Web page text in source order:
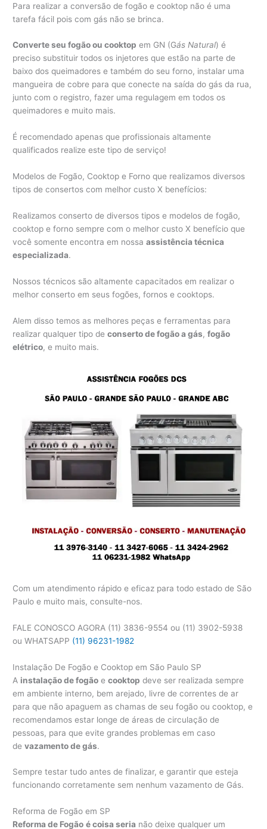
Para realizar a conversão de fogão e cooktop não é uma
tarefa fácil pois com gás não se brinca.
Converte seu fogão ou cooktop em GN (Gás Natural) é
preciso substituir todos os injetores que estão na parte de
baixo dos queimadores e também do seu forno, instalar uma
mangueira de cobre para que conecte na saída do gás da rua,
junto com o registro, fazer uma regulagem em todos os
queimadores e muito mais.
É recomendado apenas que profissionais altamente
qualificados realize este tipo de serviço!
Modelos de Fogão, Cooktop e Forno que realizamos diversos
tipos de consertos com melhor custo X benefícios:
Realizamos conserto de diversos tipos e modelos de fogão,
cooktop e forno sempre com o melhor custo X benefício que
você somente encontra em nossaassistência técnica
especializada.
Nossos técnicos são altamente capacitados em realizar o
melhor conserto em seus fogões, fornos e cooktops.
Alem disso temos as melhores peças e ferramentas para
realizar qualquer tipo deconserto de fogão a gás,fogão
elétrico, e muito mais.
Com um atendimento rápido e eficaz para todo estado de São
Paulo e muito mais, consulte-nos.
FALE CONOSCO AGORA (11) 3836-9554 ou (11) 3902-5938
ou WHATSAPP (11) 96231-1982
Instalação De Fogão e Cooktop em São Paulo SP
A instalação de fogão ecooktop deve ser realizada sempre
em ambiente interno, bem arejado, livre de correntes de ar
para que não apaguem as chamas de seu fogão ou cooktop, e
recomendamos estar longe de áreas de circulação de
pessoas, para que evite grandes problemas em caso
devazamento de gás.
Sempre testar tudo antes de finalizar, e garantir que esteja
funcionando corretamente sem nenhum vazamento de Gás.
Reforma de Fogão em SP
Reforma de Fogão é coisa seria não deixe qualquer um